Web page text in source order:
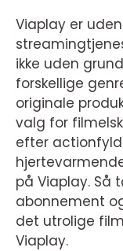
Viaplay er
ikke uden
forskellige
originale
valg for
efter
på Viaplay. Så
abonnement
det utrolige
Viaplay.